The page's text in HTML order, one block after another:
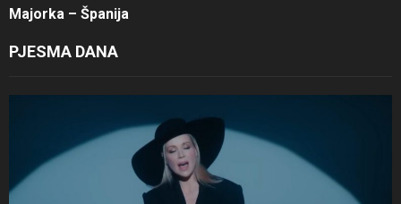
Majorka – Španija
PJESMA DANA